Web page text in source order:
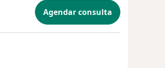
Agendar consulta